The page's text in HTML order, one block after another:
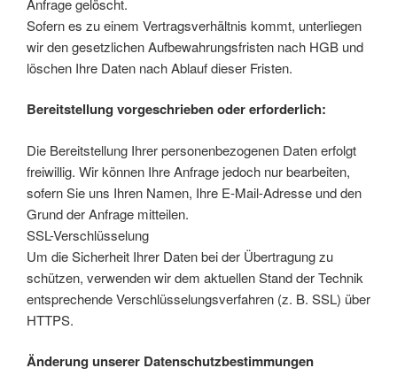
Sofern es zu einem Vertragsverhältnis kommt, unterliegen
wir den gesetzlichen Aufbewahrungsfristen nach HGB und
löschen Ihre Daten nach Ablauf dieser Fristen.
Bereitstellung vorgeschrieben oder erforderlich:
Die Bereitstellung Ihrer personenbezogenen Daten erfolgt
freiwillig. Wir können Ihre Anfrage jedoch nur bearbeiten,
sofern Sie uns Ihren Namen, Ihre E-Mail-Adresse und den
Grund der Anfrage mitteilen.
SSL-Verschlüsselung
Um die Sicherheit Ihrer Daten bei der Übertragung zu
schützen, verwenden wir dem aktuellen Stand der Technik
entsprechende Verschlüsselungsverfahren (z. B. SSL) über
HTTPS.
Änderung unserer Datenschutzbestimmungen